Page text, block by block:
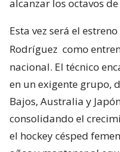
alcanzar los octavos
Esta vez será el
Rodríguez como
nacional. El técnico
en un exigente grupo,
Bajos, Australia y
consolidando el
el hockey césped